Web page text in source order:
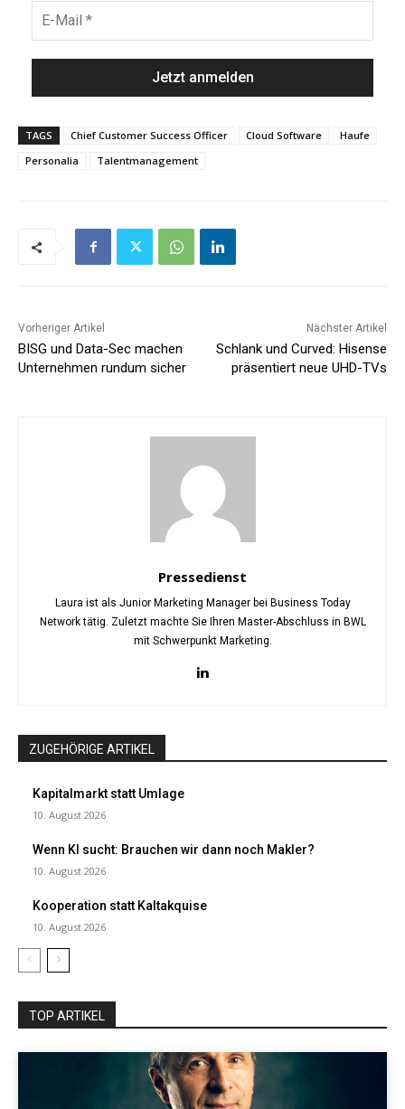
TAGS Chief Customer Success Officer Cloud Software
Haufe
Personalia
Talentmanagement
Vorheriger Artikel
BISG und Data-Sec machen
Unternehmen rundum sicher
Nächster Artikel
Schlank und Curved: Hisense
präsentiert neue UHD-TVs
Pressedienst
Laura ist als Junior Marketing Manager bei Business Today
Network tätig. Zuletzt machte Sie Ihren Master-Abschluss in BWL
mit Schwerpunkt Marketing.
ZUGEHÖRIGE ARTIKEL
Kapitalmarkt statt Umlage
10. August 2026
Wenn KI sucht: Brauchen wir dann noch Makler?
10. August 2026
Kooperation statt Kaltakquise
10. August 2026
TOP ARTIKEL